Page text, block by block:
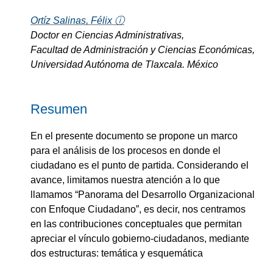
Ortíz Salinas, Félix ⓘ
Doctor en Ciencias Administrativas,
Facultad de Administración y Ciencias Económicas,
Universidad Autónoma de Tlaxcala. México
Resumen
En el presente documento se propone un marco
para el análisis de los procesos en donde el
ciudadano es el punto de partida. Considerando el
avance, limitamos nuestra atención a lo que
llamamos “Panorama del Desarrollo Organizacional
con Enfoque Ciudadano”, es decir, nos centramos
en las contribuciones conceptuales que permitan
apreciar el vínculo gobierno-ciudadanos, mediante
dos estructuras: temática y esquemática